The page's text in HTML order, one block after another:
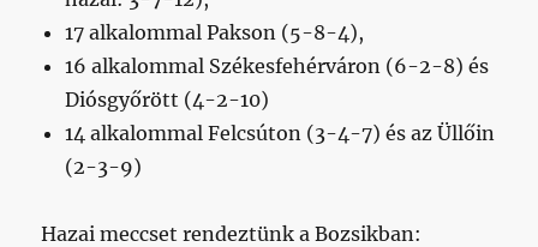
17 alkalommal Pakson (5-8-4),
16 alkalommal Székesfehérváron (6-2-8) és
Diósgyőrött (4-2-10)
14 alkalommal Felcsúton (3-4-7) és az Üllőin
(2-3-9)
Hazai meccset rendeztünk a Bozsikban: